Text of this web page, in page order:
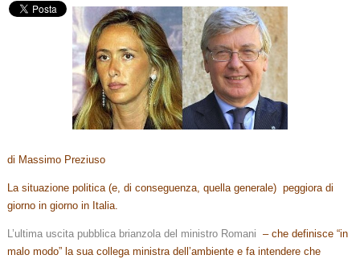
di Massimo Preziuso
La situazione politica (e, di conseguenza, quella generale) peggiora di
giorno in giorno in Italia.
L’ultima uscita pubblica brianzola del ministro Romani – che definisce “in
malo modo” la sua collega ministra dell’ambiente e fa intendere che